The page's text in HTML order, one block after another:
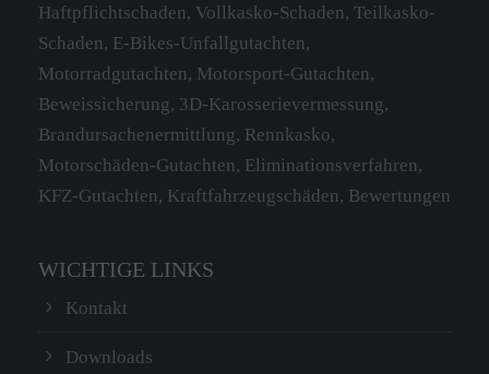
Haftpflichtschaden, Vollkasko-Schaden, Teilkasko-
Schaden, E-Bikes-Unfallgutachten,
Motorradgutachten, Motorsport-Gutachten,
Beweissicherung, 3D-Karosserievermessung,
Brandursachenermittlung, Rennkasko,
Motorschäden-Gutachten, Eliminationsverfahren,
KFZ-Gutachten, Kraftfahrzeugschäden, Bewertungen
WICHTIGE LINKS
Kontakt
Downloads